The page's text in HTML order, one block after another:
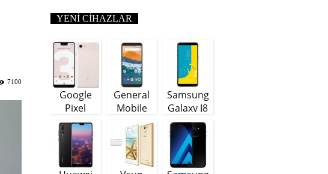
7100
YENI CIHAZLAR
Google
Pixel
General
Mobile
GM9 Plus
Samsung
Galaxy J8
(64 GB)